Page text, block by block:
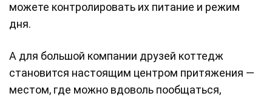
можете контролировать их питание и режим
дня.
А для большой компании друзей коттедж
становится настоящим центром притяжения —
местом, где можно вдоволь пообщаться,